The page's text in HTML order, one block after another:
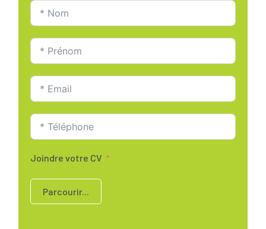
Joindre votre CV
Parcourir...